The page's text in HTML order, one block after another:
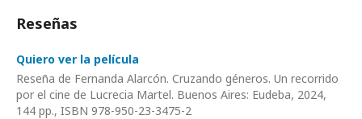
Reseñas
Quiero ver la película
Reseña de Fernanda Alarcón. Cruzando géneros. Un recorrido
por el cine de Lucrecia Martel. Buenos Aires: Eudeba, 2024,
144 pp., ISBN 978-950-23-3475-2